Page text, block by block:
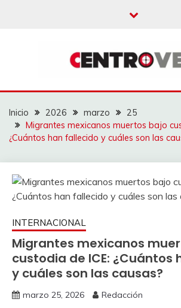
CENTROVER
NOTICIAS
Inicio 2026 marzo
25
Migrantes mexicanos muertos bajo
¿Cuántos han fallecido y cuáles son las
INTERNACIONAL
Migrantes mexicanos
custodia de ICE: ¿Cuántos
y cuáles son las causas?
marzo 25, 2026 Redacción